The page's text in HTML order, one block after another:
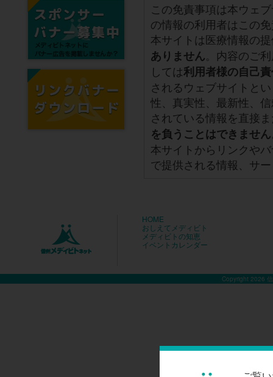
この免責事項は本ウェ
の情報の利用者はこの
本サイトは医療情報の
ありません。内容のご
しては利用者様の自己
されるウェブサイトと
性、真実性、最新性、
されている情報を直接
を負うことはできません
本サイトからリンクや
で提供される情報、サ
HOME
おしえてメディビト
メディビトの知恵
イベントカレンダー
Copyright 2026